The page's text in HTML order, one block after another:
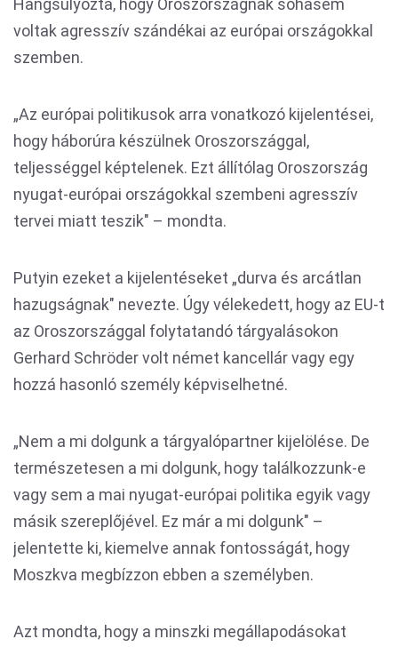
Hangsúlyozta, hogy Oroszországnak sohasem
voltak agresszív szándékai az európai országokkal
szemben.
„Az európai politikusok arra vonatkozó kijelentései,
hogy háborúra készülnek Oroszországgal,
teljességgel képtelenek. Ezt állítólag Oroszország
nyugat-európai országokkal szembeni agresszív
tervei miatt teszik" – mondta.
Putyin ezeket a kijelentéseket „durva és arcátlan
hazugságnak" nevezte. Úgy vélekedett, hogy az EU-t
az Oroszországgal folytatandó tárgyalásokon
Gerhard Schröder volt német kancellár vagy egy
hozzá hasonló személy képviselhetné.
„Nem a mi dolgunk a tárgyalópartner kijelölése. De
természetesen a mi dolgunk, hogy találkozzunk-e
vagy sem a mai nyugat-európai politika egyik vagy
másik szereplőjével. Ez már a mi dolgunk" –
jelentette ki, kiemelve annak fontosságát, hogy
Moszkva megbízzon ebben a személyben.
Azt mondta, hogy a minszki megállapodásokat